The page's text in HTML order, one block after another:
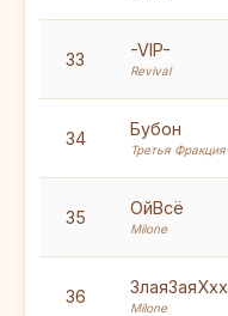
33 -VIP-
Revival
34 Бубон
Третья Фракция
35 ОйВсё
Milone
36 ЗлаяЗаяХхх
Milone